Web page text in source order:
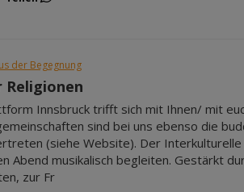
der Begegnung
Religionen
Innsbruck trifft sich mit Ihnen/ mit
sind bei uns ebenso die
(siehe Website). Der
Abend musikalisch begleiten. Gestärkt
zur Fr